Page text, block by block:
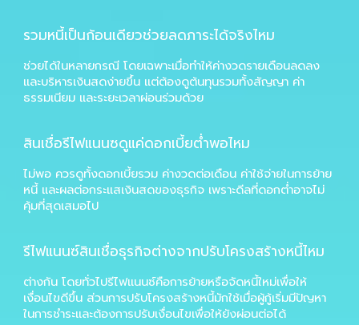
รวมหนี้เป็นก้อนเดียวช่วยลดภาระได้จริงไหม
ช่วยได้ในหลายกรณี โดยเฉพาะเมื่อทำให้ค่างวดรายเดือนลดลง
และบริหารเงินสดง่ายขึ้น แต่ต้องดูต้นทุนรวมทั้งสัญญา ค่า
ธรรมเนียม และระยะเวลาผ่อนร่วมด้วย
สินเชื่อรีไฟแนนซดูแค่ดอกเบี้ยต่ำพอไหม
ไม่พอ ควรดูทั้งดอกเบี้ยรวม ค่างวดต่อเดือน ค่าใช้จ่ายในการย้าย
หนี้ และผลต่อกระแสเงินสดของธุรกิจ เพราะดีลที่ดอกต่ำอาจไม่
คุ้มที่สุดเสมอไป
รีไฟแนนซ์สินเชื่อธุรกิจต่างจากปรับโครงสร้างหนี้ไหม
ต่างกัน โดยทั่วไปรีไฟแนนซ์คือการย้ายหรือจัดหนี้ใหม่เพื่อให้
เงื่อนไขดีขึ้น ส่วนการปรับโครงสร้างหนี้มักใช้เมื่อผู้กู้เริ่มมีปัญหา
ในการชำระและต้องการปรับเงื่อนไขเพื่อให้ยังผ่อนต่อได้